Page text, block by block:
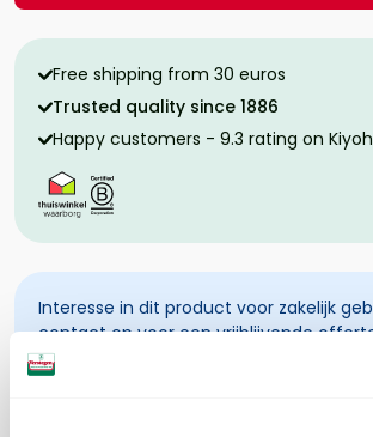
Free shipping from 30 euros
Trusted quality since 1886
Happy customers - 9.3 rating on Kiyoh
Interesse in dit product voor zakelijk
contact op voor een vrijblijvende